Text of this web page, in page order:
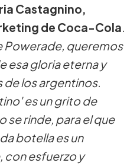
Castagnino,
de Coca-Cola.
Powerade, queremos
esa gloria eterna y
de los argentinos.
es un grito de
se rinde, para el que
botella es un
esfuerzo y